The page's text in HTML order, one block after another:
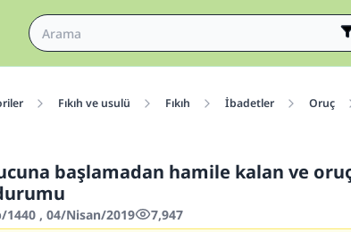
Fıkıh ve usulü Fıkıh İbadetler Oruç
başlamadan hamile kalan ve
1440 , 04/Nisan/2019 7,947